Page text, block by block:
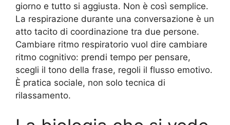
giorno e tutto si aggiusta. Non è così semplice.
La respirazione durante una conversazione è un
atto tacito di coordinazione tra due persone.
Cambiare ritmo respiratorio vuol dire cambiare
ritmo cognitivo: prendi tempo per pensare,
scegli il tono della frase, regoli il flusso emotivo.
È pratica sociale, non solo tecnica di
rilassamento.